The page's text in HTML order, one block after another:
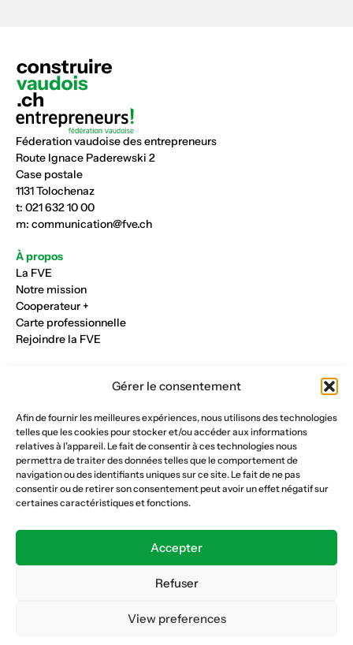
Gérer le consentement
Afin de fournir les meilleures expériences, nous utilisons des technologies
telles que les cookies pour stocker et/ou accéder aux informations
relatives à l'appareil. Le fait de consentir à ces technologies nous
permettra de traiter des données telles que le comportement de
navigation ou des identifiants uniques sur ce site. Le fait de ne pas
consentir ou de retirer son consentement peut avoir un effet négatif sur
certaines caractéristiques et fonctions.
Accepter
Refuser
View preferences
Féderation vaudoise des entrepreneurs
Route Ignace Paderewski 2
Case postale
1131 Tolochenaz
t: 021 632 10 00
m: communication@fve.ch
À propos
La FVE
Notre mission
Cooperateur +
Carte professionnelle
Rejoindre la FVE
Maçonnerie et génie civil
Parqueterie et sols
Menuiserie et bois
Plâtrerie et peinture
Nous suivre
Formation continue
Caisse AVS 66.1